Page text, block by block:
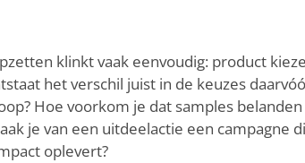
klinkt vaak eenvoudig: product
het verschil juist in de keuzes
Hoe voorkom je dat samples
je van een uitdeelactie een campagne
oplevert?